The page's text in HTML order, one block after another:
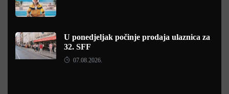
U ponedjeljak počinje prodaja ulaznica za
32. SFF
07.08.2026.